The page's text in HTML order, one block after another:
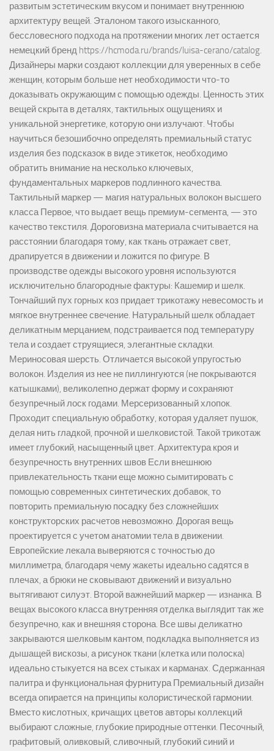
развитым эстетическим вкусом и понимает внутреннюю
архитектуру вещей. Эталоном такого изысканного,
бессловесного подхода на протяжении многих лет остается
немецкий бренд https://hcmoda.ru/brands/luisa-cerano/catalog.
Дизайнеры марки создают коллекции для уверенных в себе
женщин, которым больше нет необходимости что-то
доказывать окружающим с помощью одежды. Ценность этих
вещей скрыта в деталях, тактильных ощущениях и
уникальной энергетике, которую они излучают. Чтобы
научиться безошибочно определять премиальный статус
изделия без подсказок в виде этикеток, необходимо
обратить внимание на несколько ключевых,
фундаментальных маркеров подлинного качества.
Тактильный маркер — магия натуральных волокон высшего
класса Первое, что выдает вещь премиум-сегмента, — это
качество текстиля. Дороговизна материала считывается на
расстоянии благодаря тому, как ткань отражает свет,
драпируется в движении и ложится по фигуре. В
производстве одежды высокого уровня используются
исключительно благородные фактуры: Кашемир и шелк.
Тончайший пух горных коз придает трикотажу невесомость и
мягкое внутреннее свечение. Натуральный шелк обладает
деликатным мерцанием, подстраивается под температуру
тела и создает струящиеся, элегантные складки.
Мериносовая шерсть. Отличается высокой упругостью
волокон. Изделия из нее не пиллингуются (не покрываются
катышками), великолепно держат форму и сохраняют
безупречный лоск годами. Мерсеризованный хлопок.
Проходит специальную обработку, которая удаляет пушок,
делая нить гладкой, прочной и шелковистой. Такой трикотаж
имеет глубокий, насыщенный цвет. Архитектура кроя и
безупречность внутренних швов Если внешнюю
привлекательность ткани еще можно сымитировать с
помощью современных синтетических добавок, то
повторить премиальную посадку без сложнейших
конструкторских расчетов невозможно. Дорогая вещь
проектируется с учетом анатомии тела в движении.
Европейские лекала выверяются с точностью до
миллиметра, благодаря чему жакеты идеально садятся в
плечах, а брюки не сковывают движений и визуально
вытягивают силуэт. Второй важнейший маркер — изнанка. В
вещах высокого класса внутренняя отделка выглядит так же
безупречно, как и внешняя сторона. Все швы деликатно
закрываются шелковым кантом, подкладка выполняется из
дышащей вискозы, а рисунок ткани (клетка или полоска)
идеально стыкуется на всех стыках и карманах. Сдержанная
палитра и функциональная фурнитура Премиальный дизайн
всегда опирается на принципы колористической гармонии.
Вместо кислотных, кричащих цветов авторы коллекций
выбирают сложные, глубокие природные оттенки. Песочный,
графитовый, оливковый, сливочный, глубокий синий и